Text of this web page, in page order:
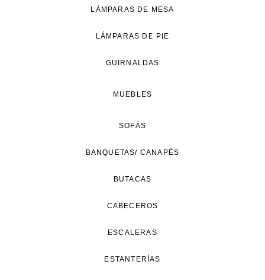
LÁMPARAS DE MESA
LÁMPARAS DE PIE
GUIRNALDAS
MUEBLES
SOFÁS
BANQUETAS/ CANAPÉS
BUTACAS
CABECEROS
ESCALERAS
ESTANTERÍAS